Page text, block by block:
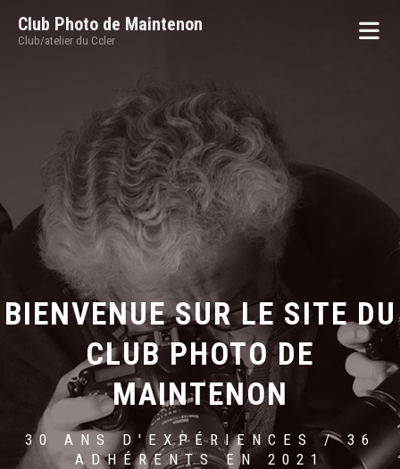
Club Photo de Maintenon
Club/atelier du Ccler
BIENVENUE SUR LE SITE DU
CLUB PHOTO DE
MAINTENON
30 ANS D'EXPÉRIENCES / 36
ADHÉRENTS EN 2021